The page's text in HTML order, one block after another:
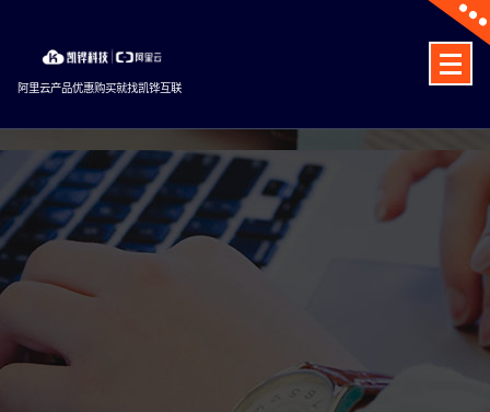
content
阿里云产品优惠购买就找凯铧互联